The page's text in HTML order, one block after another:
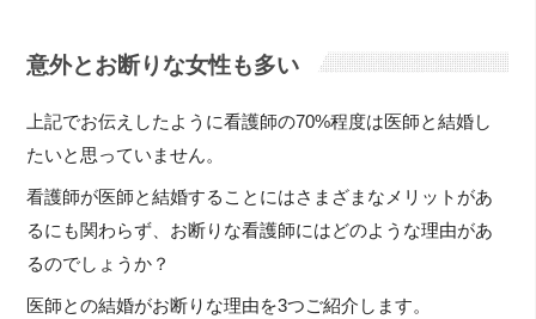
意外とお断りな女性も多い
上記でお伝えしたように看護師の70%程度は医師と結婚し
たいと思っていません。
看護師が医師と結婚することにはさまざまなメリットがあ
るにも関わらず、お断りな看護師にはどのような理由があ
るのでしょうか？
医師との結婚がお断りな理由を3つご紹介します。